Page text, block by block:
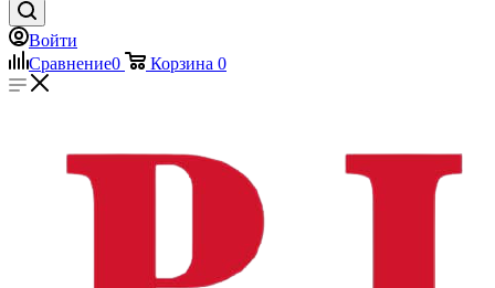
Войти
Сравнение0 Корзина 0